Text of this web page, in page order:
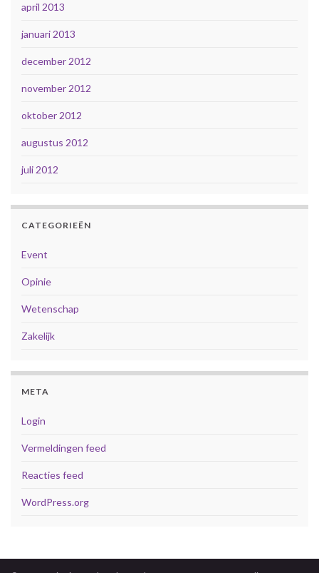
april 2013
januari 2013
december 2012
november 2012
oktober 2012
augustus 2012
juli 2012
CATEGORIEËN
Event
Opinie
Wetenschap
Zakelijk
META
Login
Vermeldingen feed
Reacties feed
WordPress.org